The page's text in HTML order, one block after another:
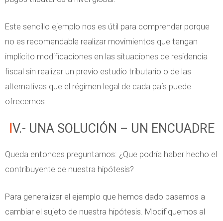
Este sencillo ejemplo nos es útil para comprender porque
no es recomendable realizar movimientos que tengan
implícito modificaciones en las situaciones de residencia
fiscal sin realizar un previo estudio tributario o de las
alternativas que el régimen legal de cada país puede
ofrecernos.
IV.- UNA SOLUCIÓN – UN ENCUADRE
Queda entonces preguntarnos: ¿Que podría haber hecho el
contribuyente de nuestra hipótesis?
Para generalizar el ejemplo que hemos dado pasemos a
cambiar el sujeto de nuestra hipótesis. Modifiquemos al